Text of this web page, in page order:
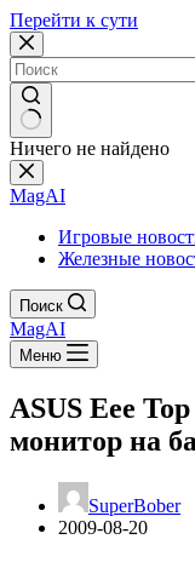
Перейти к сути
Ничего не найдено
MagAI
Игровые
Железные
Поиск
MagAI
Меню
ASUS Eee
монитор на
SuperBober
2009-08-20